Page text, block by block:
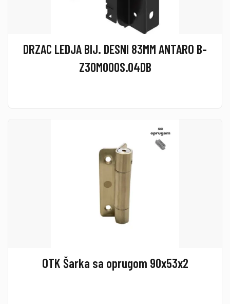
DRZAC LEDJA BIJ. DESNI 83MM ANTARO B-
Z30M000S.04DB
OTK Šarka sa oprugom 90x53x2